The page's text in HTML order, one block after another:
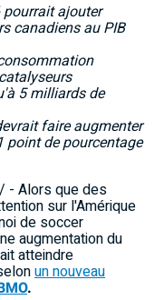
ajouter
canadiens au PIB
5 milliards de
faire augmenter
point de pourcentage
- Alors que des
sur l'Amérique
de soccer
augmentation du
atteindre
un nouveau
.